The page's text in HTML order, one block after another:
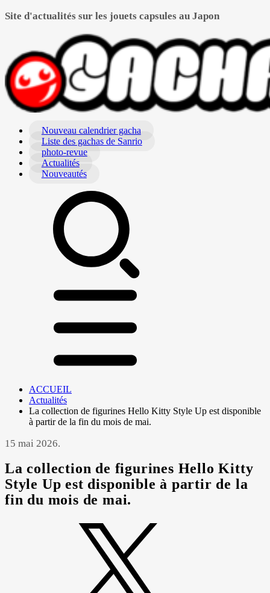
Site d'actualités sur les jouets capsules au Japon
Nouveau calendrier gacha
Liste des gachas de Sanrio
photo-revue
Actualités
Nouveautés
ACCUEIL
Actualités
La collection de figurines Hello Kitty Style Up est disponible
à partir de la fin du mois de mai.
15 mai 2026.
La collection de figurines Hello Kitty
Style Up est disponible à partir de la
fin du mois de mai.